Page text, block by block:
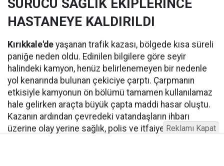
SÜRÜCÜ SAĞLIK EKİPLERİNCE
HASTANEYE KALDIRILDI
Kırıkkale'de yaşanan trafik kazası, bölgede kısa süreli
paniğe neden oldu. Edinilen bilgilere göre seyir
halindeki kamyon, henüz belirlenemeyen bir nedenle
yol kenarında bulunan çekiciye çarptı. Çarpmanın
etkisiyle kamyonun ön bölümü tamamen kullanılamaz
hale gelirken araçta büyük çapta maddi hasar oluştu.
Kazanın ardından çevredeki vatandaşların ihbarı
üzerine olay yerine sağlık, polis ve itfaiye ekipleri sevk
Reklamı Kapat